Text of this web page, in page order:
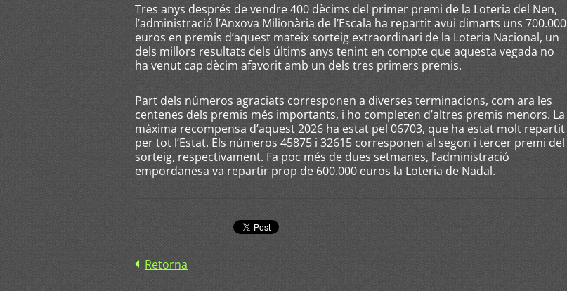
Tres anys després de vendre 400 dècims del primer premi de la Loteria del Nen,
l’administració l’Anxova Milionària de l’Escala ha repartit avui dimarts uns 700.000
euros en premis d’aquest mateix sorteig extraordinari de la Loteria Nacional, un
dels millors resultats dels últims anys tenint en compte que aquesta vegada no
ha venut cap dècim afavorit amb un dels tres primers premis.
Part dels números agraciats corresponen a diverses terminacions, com ara les
centenes dels premis més importants, i ho completen d’altres premis menors. La
màxima recompensa d’aquest 2026 ha estat pel 06703, que ha estat molt repartit
per tot l’Estat. Els números 45875 i 32615 corresponen al segon i tercer premi del
sorteig, respectivament. Fa poc més de dues setmanes, l’administració
empordanesa va repartir prop de 600.000 euros la Loteria de Nadal.
Retorna